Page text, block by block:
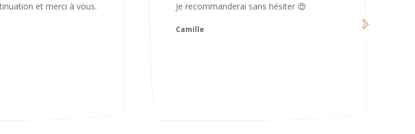
sans hésiter 😍
avons hâte de les utiliser 😄 bonne soirée
😍